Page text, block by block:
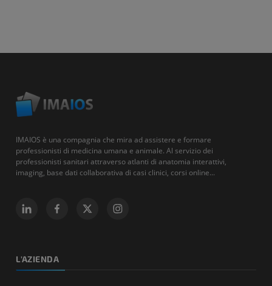
IMAIOS è una compagnia che mira ad assistere e formare
professionisti di medicina umana e animale. Al servizio dei
professionisti sanitari attraverso atlanti di anatomia interattivi,
imaging, base dati collaborativa di casi clinici, corsi online...
L'AZIENDA